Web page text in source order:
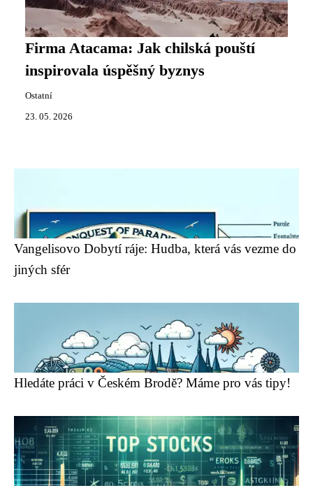
Firma Atacama: Jak chilská pouští
inspirovala úspěšný byznys
Ostatní
23. 05. 2026
Vangelisovo Dobytí ráje: Hudba, která vás vezme do
jiných sfér
Hledáte práci v Českém Brodě? Máme pro vás tipy!